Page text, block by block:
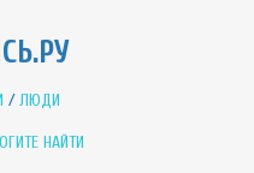
/ЛЮДИ
НАЙТИ